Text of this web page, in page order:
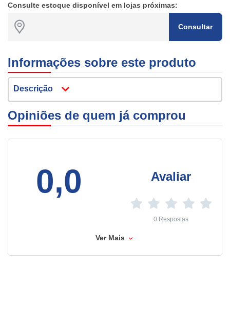
Consulte estoque disponível em lojas próximas:
Consultar
Informações sobre este produto
Descrição
Opiniões de quem já comprou
0,0 Avaliar
0 Respostas
Ver Mais